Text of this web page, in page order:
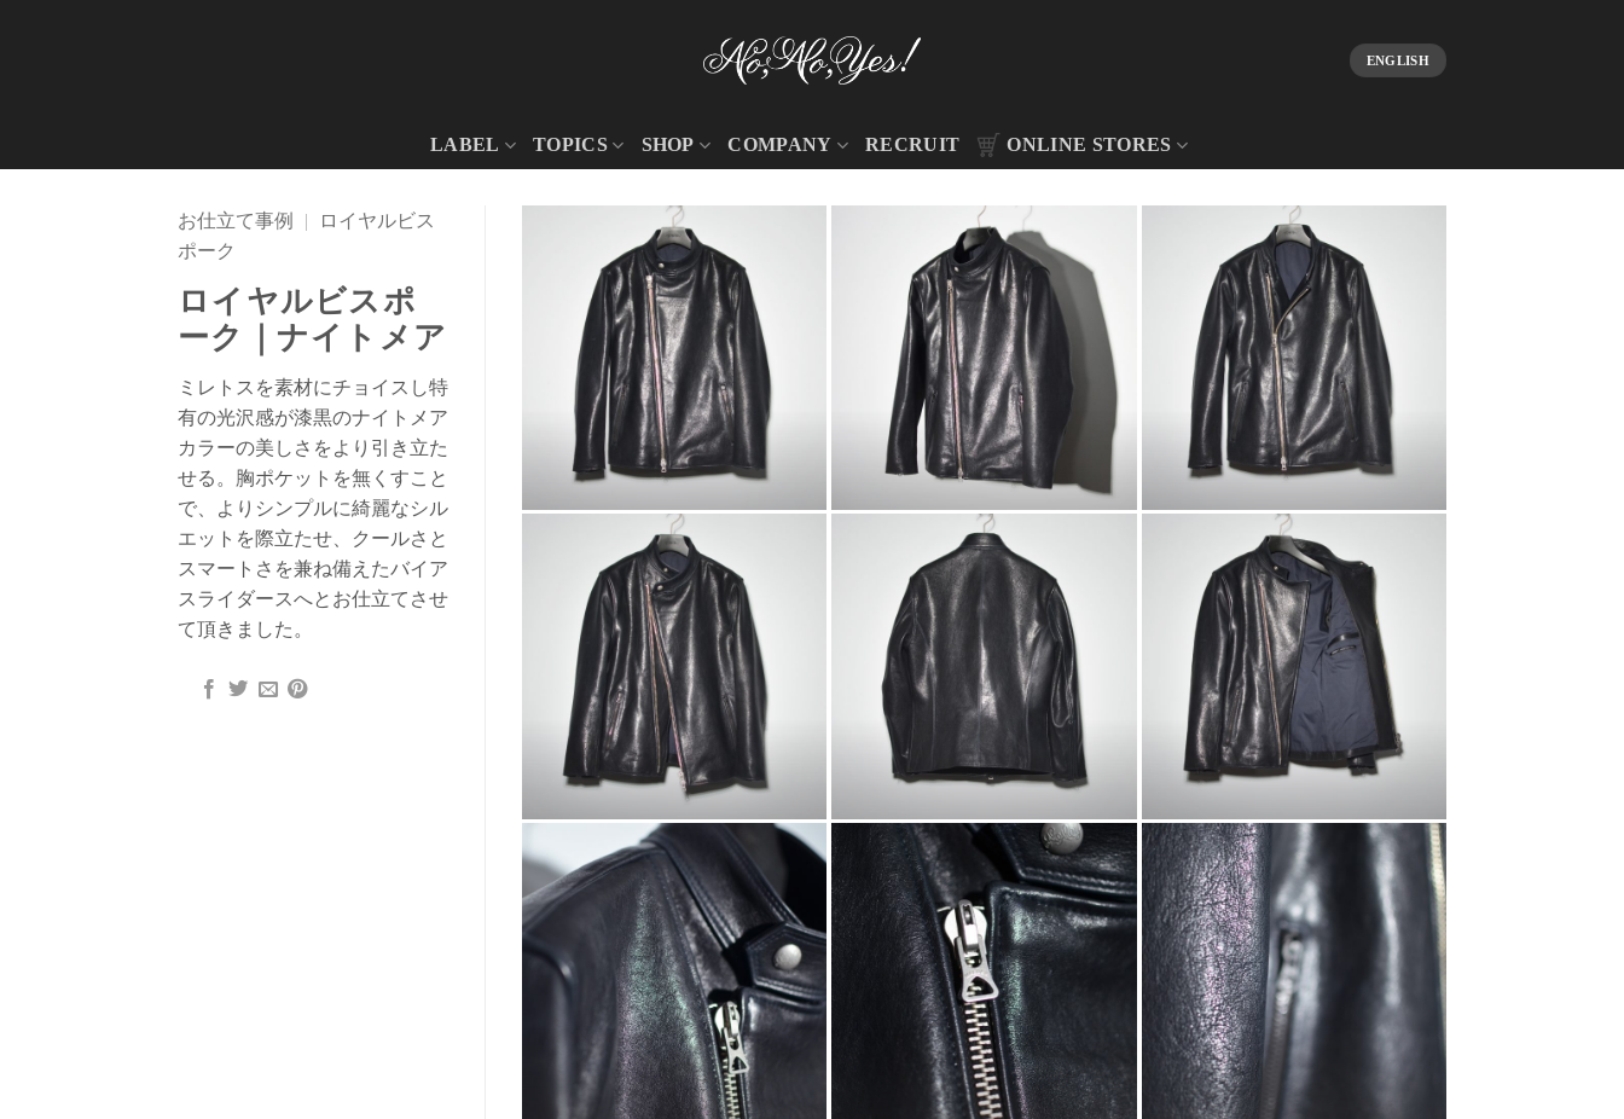
ENGLISH
LABEL TOPICS SHOP COMPANY RECRUIT ONLINE STORES
お仕立て事例 |
ロイヤルビス
ポーク
ロイヤルビスポ
ーク｜ナイトメア
ミレトスを素材にチョイスし特
有の光沢感が漆黒のナイトメア
カラーの美しさをより引き立た
せる。胸ポケットを無くすこと
で、よりシンプルに綺麗なシル
エットを際立たせ、クールさと
スマートさを兼ね備えたバイア
スライダースへとお仕立てさせ
て頂きました。